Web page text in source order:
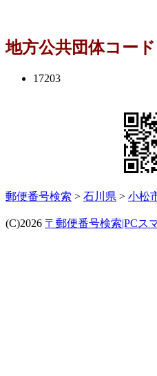
地方公共団体コード
17203
郵便番号検索 > 石川県 > 小松
(C)2026 〒郵便番号検索|PCス